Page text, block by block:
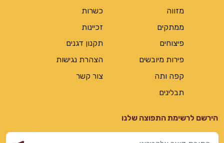
מזווה
ממתקים
פיצוחים
פירות מיובשים
קפה ותה
תבלינים
כשרות
זכיינות
תקנון דגנים
הצהרת נגישות
צור קשר
הירשם לרשימת התפוצה שלנו